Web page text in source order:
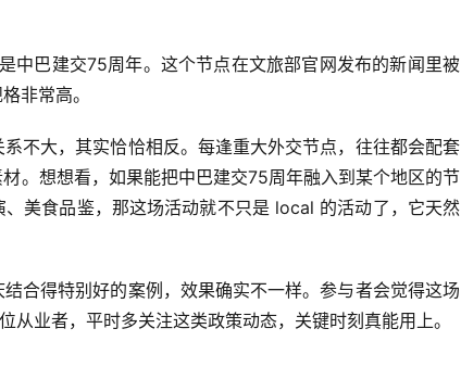
中巴建交75周年。这个节点在文旅部官网发布的新闻里被
非常高。
不大，其实恰恰相反。每逢重大外交节点，往往都会配套
。想想看，如果能把中巴建交75周年融入到某个地区的节
美食品鉴，那这场活动就不只是 local 的活动了，它天然
合得特别好的案例，效果确实不一样。参与者会觉得这场
业者，平时多关注这类政策动态，关键时刻真能用上。